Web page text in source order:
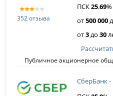
352 отзыва
ПСК25.69
от500 000
от3до30
Публичное акционерное
СберБанк